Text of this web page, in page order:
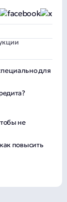
порта).
для
не
повысить